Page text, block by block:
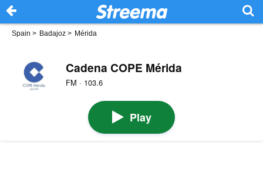
Spain > Badajoz > Mérida
Cadena COPE Mérida
FM · 103.6
Play